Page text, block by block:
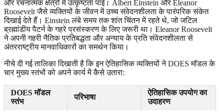
और रचनात्मक क्षेत्रों में उत्कृष्टता पाई। Albert Einstein और Eleanor
Roosevelt जैसे व्यक्तियों के जीवन में उच्च संवेदनशीलता के पारंपरिक संकेत
दिखाई देते हैं। Einstein लंबे समय तक शांत चिंतन में रहते थे, जो जटिल
ब्रह्मांडीय पैटर्न के गहरे प्रसंस्करण के लिए जरूरी था। Eleanor Roosevelt
ने अपनी गहरी नैतिक प्रतिबद्धता और अन्याय के प्रति संवेदनशीलता से
अंतरराष्ट्रीय मानवाधिकारों का समर्थन किया।
नीचे दी गई तालिका दिखाती है कि इन ऐतिहासिक व्यक्तियों ने DOES मॉडल के
चार मुख्य स्तंभों को अपने कार्य में कैसे उतारा:
DOES मॉडल
स्तंभ
परिभाषा
ऐतिहासिक उपयोग का
उदाहरण